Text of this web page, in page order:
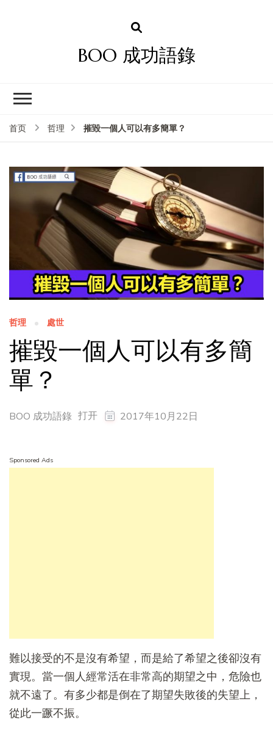
BOO 成功語錄
首页 哲理 摧毀一個人可以有多簡單？
哲理 處世
摧毀一個人可以有多簡
單？
BOO 成功語錄 打开 2017年10月22日
Sponsored Ads
難以接受的不是沒有希望，而是給了希望之後卻沒有
實現。當一個人經常活在非常高的期望之中，危險也
就不遠了。有多少都是倒在了期望失敗後的失望上，
從此一蹶不振。